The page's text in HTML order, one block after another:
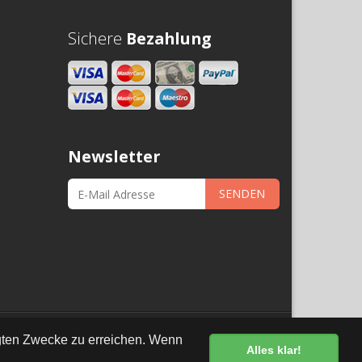
Zwecke zu erreichen. Wenn
Alles klar!
Sichere Bezahlung
Newsletter
SENDEN
Datenschutz